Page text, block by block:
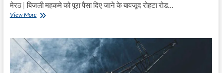
मेरठ | बिजली महकमे को पूरा पैसा दिए जाने के बावजूद रोहटा रोड…
View Moreसात
भी
दोबारा
नहीं
बन